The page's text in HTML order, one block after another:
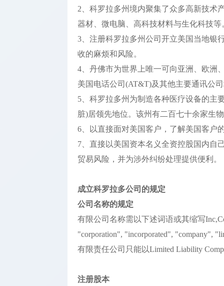
公司银行
开户
知识产权
2、科罗拉多州境内聚集了众多高新技术
器材、微电脑、高科技材料与生化科技等
3、注册科罗拉多州公司开立美国当地银
收的麻烦和风险。
4、丹佛市为世界上唯一可向亚洲、欧洲
美国电话公司(AT&T)及其他主要通讯公
5、科罗拉多州为制造各种医疗设备的主
脏)居领先地位。该州有二百七十余家生
6、以直接面对美国客户，了解美国客户
7、直接以美国资本名义全资控股国内自
贸易风险，并为涉外纠纷处理提供便利。
成立科罗拉多公司的规定
公司名称的规定
有限公司名称需以下述词语或其缩写
"corporation", "incorporated", "company",
有限责任公司只能以Limited Liability
注册股本